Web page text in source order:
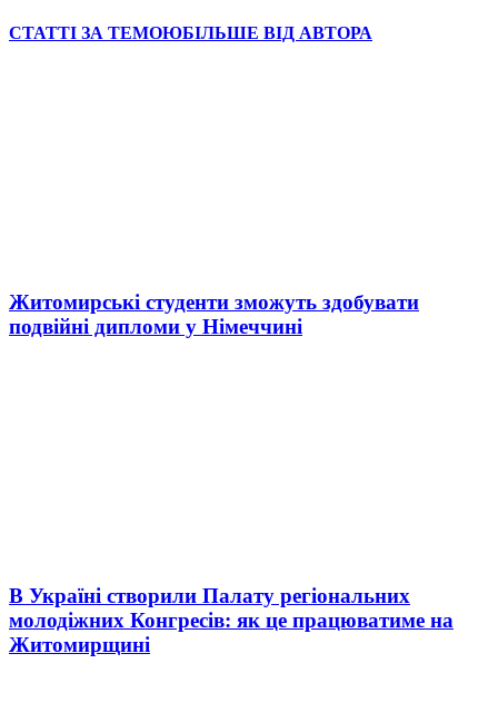
СТАТТІ ЗА ТЕМОЮБІЛЬШЕ ВІД АВТОРА
Житомирські студенти зможуть здобувати
подвійні дипломи у Німеччині
В Україні створили Палату регіональних
молодіжних Конгресів: як це працюватиме на
Житомирщині